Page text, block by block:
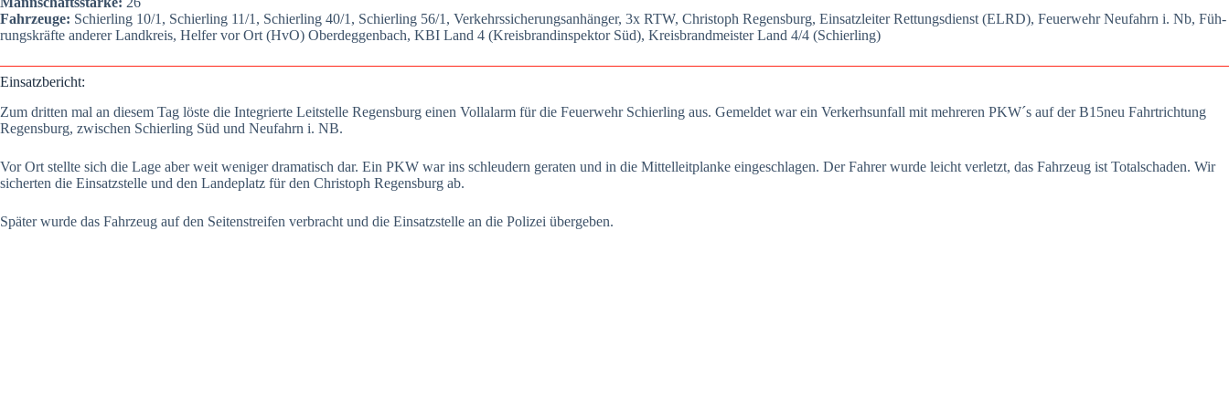
Fahr­zeu­ge: Schier­ling 10/1, Schier­ling 11/1, Schier­ling 40/1, Schier­ling 56/1, Ver­kehrs­si­che­rungs­an­hän­ger, 3x RTW, Chris­toph Regens­burg, Ein­satz­lei­ter Ret­tungs­dienst (ELRD), Feu­er­wehr Neu­fahrn i. Nb, Füh­
rungs­kräf­te ande­rer Land­kreis, Hel­fer vor Ort (HvO) Oberdeg­gen­bach, KBI Land 4 (Kreis­brand­in­spek­tor Süd), Kreis­brand­meis­ter Land 4/4 (Schier­ling)
Ein­satz­be­richt:
Zum drit­ten mal an die­sem Tag lös­te die Inte­grier­te Leit­stel­le Regens­burg einen Voll­alarm für die Feu­er­wehr Schier­ling aus. Gemel­det war ein Ver­kerhs­un­fall mit meh­re­ren PKW´s auf der B15neu Fahrt­rich­tung
Regens­burg, zwi­schen Schier­ling Süd und Neu­fahrn i. NB.
Vor Ort stell­te sich die Lage aber weit weni­ger dra­ma­tisch dar. Ein PKW war ins schleu­dern gera­ten und in die Mit­tel­leit­plan­ke ein­ge­schla­gen. Der Fah­rer wur­de leicht ver­letzt, das Fahr­zeug ist Total­scha­den. Wir
sicher­ten die Ein­satz­stel­le und den Lan­de­platz für den Chris­toph Regens­burg ab.
Spä­ter wur­de das Fahr­zeug auf den Sei­ten­strei­fen ver­bracht und die Ein­satz­stel­le an die Poli­zei über­ge­ben.